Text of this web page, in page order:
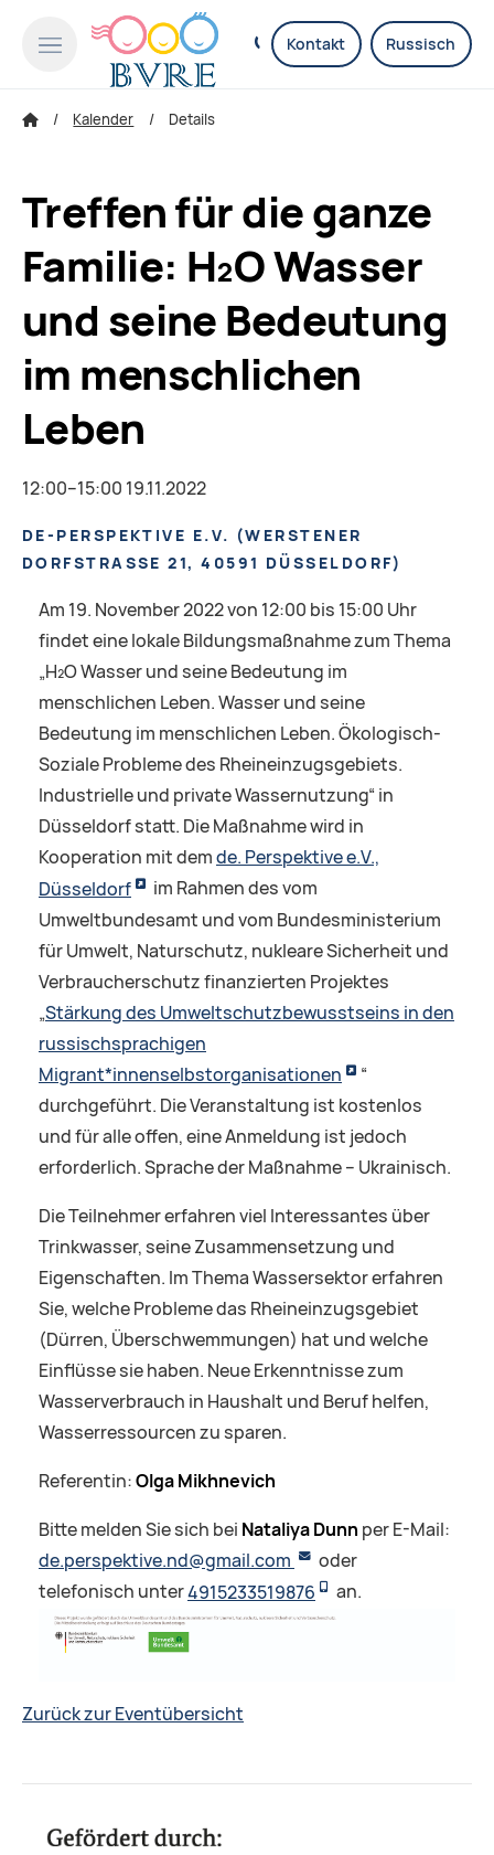
Kontakt Russisch
Kalender Details
Treffen für die ganze
Familie: H₂O Wasser
und seine Bedeutung
im menschlichen
Leben
12:00–15:00 19.11.2022
DE-PERSPEKTIVE E.V. (WERSTENER
DORFSTRASSE 21, 40591 DÜSSELDORF
)
Am 19. November 2022 von 12:00 bis 15:00 Uhr
findet eine lokale Bildungsmaßnahme zum Thema
„H₂O Wasser und seine Bedeutung im
menschlichen Leben. Wasser und seine
Bedeutung im menschlichen Leben. Ökologisch-
Soziale Probleme des Rheineinzugsgebiets.
Industrielle und private Wassernutzung“ in
Düsseldorf statt. Die Maßnahme wird in
Kooperation mit demde. Perspektive e.V.,
Düsseldorf
im Rahmen des vom
Umweltbundesamt und vom Bundesministerium
für Umwelt, Naturschutz, nukleare Sicherheit und
Verbraucherschutz finanzierten Projektes
„Stärkung des Umweltschutzbewusstseins in den
russischsprachigen
Migrant*innenselbstorganisationen
“
durchgeführt. Die Veranstaltung ist kostenlos
und für alle offen, eine Anmeldung ist jedoch
erforderlich. Sprache der Maßnahme – Ukrainisch.
Die Teilnehmer erfahren viel Interessantes über
Trinkwasser, seine Zusammensetzung und
Eigenschaften. Im Thema Wassersektor erfahren
Sie, welche Probleme das Rheineinzugsgebiet
(Dürren, Überschwemmungen) hat und welche
Einflüsse sie haben. Neue Erkenntnisse zum
Wasserverbrauch in Haushalt und Beruf helfen,
Wasserressourcen zu sparen.
Referentin:Olga Mikhnevich
Bitte melden Sie sich bei Nataliya Dunn per E-Mail:
de.perspektive.nd@gmail.com
oder
telefonisch unter4915233519876 an.
Zurück zur Eventübersicht